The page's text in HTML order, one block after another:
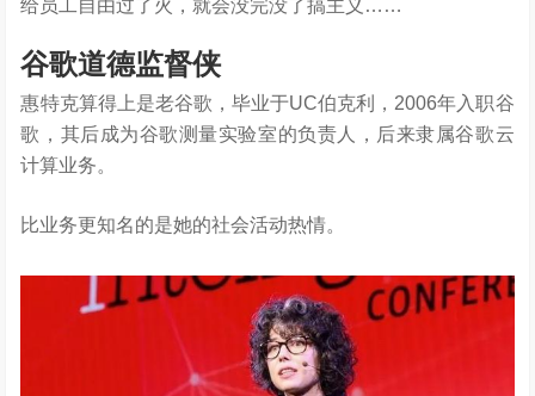
给员工自由过了火，就会没完没了搞主义……
谷歌道德监督侠
惠特克算得上是老谷歌，毕业于UC伯克利，2006年入职谷
歌，其后成为谷歌测量实验室的负责人，后来隶属谷歌云
计算业务。
比业务更知名的是她的社会活动热情。